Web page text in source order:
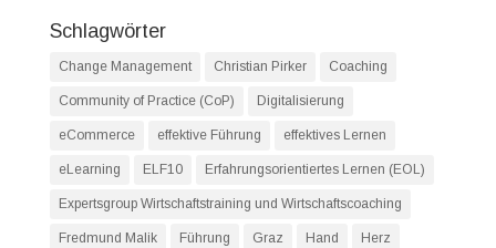
Schlagwörter
Change Management Christian Pirker Coaching
Community of Practice (CoP) Digitalisierung
eCommerce effektive Führung effektives Lernen
eLearning ELF10 Erfahrungsorientiertes Lernen (EOL)
Expertsgroup Wirtschaftstraining und Wirtschaftscoaching
Fredmund Malik Führung Graz Hand Herz